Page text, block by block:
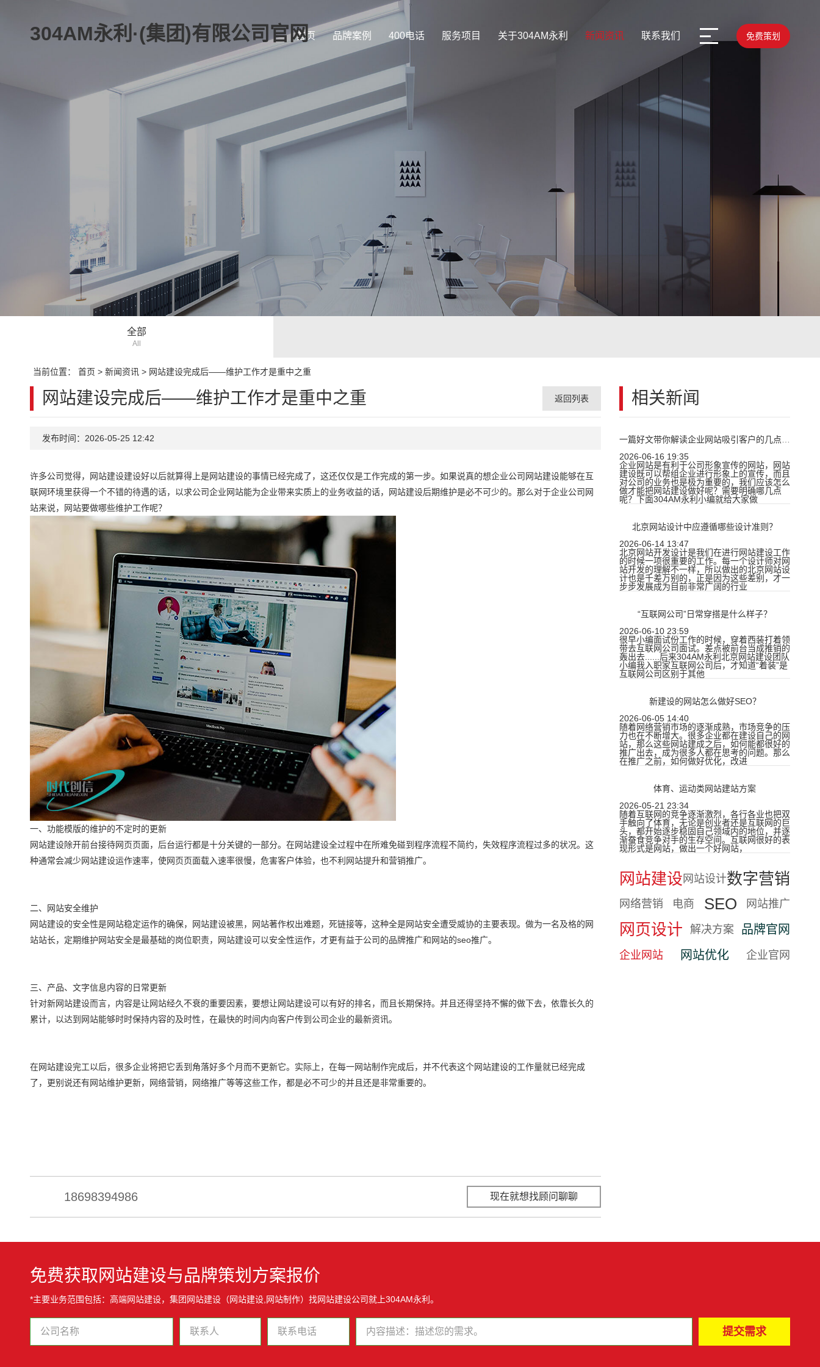
304AM永利·(集团)有限公司官网
首页 品牌案例 400电话 服务项目 关于304AM永利 新闻资讯 联系我们 免费策划
全部
All
当前位置： 首页 > 新闻资讯> 网站建设完成后——维护工作才是重中之重
相关新闻
2026-06-16 19:35
企业网站是有利于公司形象宣传的网站，网站
建设既可以帮组企业进行形象上的宣传，而且
对公司的业务也是极为重要的，我们应该怎么
做才能把网站建设做好呢？需要明确哪几点
呢？下面304AM永利小编就给大家做
北京网站设计中应遵循哪些设计准则？
2026-06-14 13:47
北京网站开发设计是我们在进行网站建设工作
的时候一项很重要的工作。每一个设计师对网
站开发的理解不一样，所以做出的北京网站设
计也是千差万别的，正是因为这些差别，才一
步步发展成为目前非常广阔的行业
“互联网公司”日常穿搭是什么样子？
2026-06-10 23:59
很早小编面试份工作的时候，穿着西装打着领
带去互联网公司面试。差点被前台当成推销的
轰出去......后来304AM永利北京网站建设团队
小编我入职家互联网公司后，才知道“着装”是
互联网公司区别于其他
新建设的网站怎么做好SEO？
2026-06-05 14:40
随着网络营销市场的逐渐成熟，市场竞争的压
力也在不断增大。很多企业都在建设自己的网
站，那么这些网站建成之后，如何能都很好的
推广出去，成为很多人都在思考的问题。那么
在推广之前，如何做好优化，改进
体育、运动类网站建站方案
2026-05-21 23:34
随着互联网的竞争逐渐激烈，各行各业也把双
手触向了体育，无论是创业者还是互联网的巨
头，都开始逐步稳固自己领域内的地位，并逐
渐蚕食竞争对手的生存空间。互联网很好的表
现形式是网站，做出一个好网站，
网站建设 网站设计数字营销
网络营销 电商 SEO 网站推广
网页设计 解决方案 品牌官网
企业网站 网站优化 企业官网
网站建设完成后——维护工作才是重中之重 返回列表
发布时间：2026-05-25 12:42
许多公司觉得，网站建设建设好以后就算得上是网站建设的事情已经完成了，这还仅仅是工作完成的第一步。如果说真的想企业公司网站建设能够在互
联网环境里获得一个不错的待遇的话，以求公司企业网站能为企业带来实质上的业务收益的话，网站建设后期维护是必不可少的。那么对于企业公司网
站来说，网站要做哪些维护工作呢？
一、功能模版的维护的不定时的更新
网站建设除开前台接待网页页面，后台运行都是十分关键的一部分。在网站建设全过程中在所难免碰到程序流程不简约，失效程序流程过多的状况。这
种通常会减少网站建设运作速率，使网页页面载入速率很慢，危害客户体验，也不利网站提升和营销推广。
二、网站安全维护
网站建设的安全性是网站稳定运作的确保，网站建设被黑，网站著作权出难题，死链接等，这种全是网站安全遭受威协的主要表现。做为一名及格的网
站站长，定期维护网站安全是最基础的岗位职责，网站建设可以安全性运作，才更有益于公司的品牌推广和网站的seo推广。
三、产品、文字信息内容的日常更新
针对新网站建设而言，内容是让网站经久不衰的重要因素，要想让网站建设可以有好的排名，而且长期保持。并且还得坚持不懈的做下去，依靠长久的
累计，以达到网站能够时时保持内容的及时性，在最快的时间内向客户传到公司企业的最新资讯。
在网站建设完工以后，很多企业将把它丢到角落好多个月而不更新它。实际上，在每一网站制作完成后，并不代表这个网站建设的工作量就已经完成
了，更别说还有网站维护更新，网络营销，网络推广等等这些工作，都是必不可少的并且还是非常重要的。
18698394986 现在就想找顾问聊聊
免费获取网站建设与品牌策划方案报价
*主要业务范围包括：高端网站建设，集团网站建设（网站建设,网站制作）找网站建设公司就上304AM永利。